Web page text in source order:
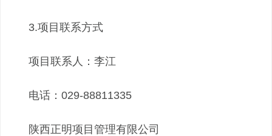
3.项目联系方式
项目联系人：李江
电话：029-88811335
陕西正明项目管理有限公司